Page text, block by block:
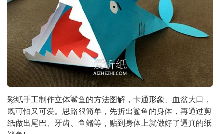
彩纸手工制作立体鲨鱼的方法图解，卡通形象、血盆大口，
既可怕又可爱。思路很简单，先折出鲨鱼的身体，再通过剪
纸做出尾巴、牙齿、鱼鳍等，贴到身体上就做好了逼真的纸